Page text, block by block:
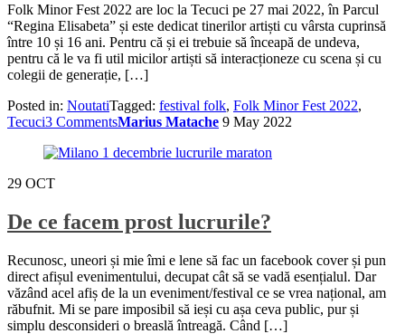
Folk Minor Fest 2022 are loc la Tecuci pe 27 mai 2022, în Parcul
“Regina Elisabeta” și este dedicat tinerilor artiști cu vârsta cuprinsă
între 10 și 16 ani. Pentru că și ei trebuie să înceapă de undeva,
pentru că le va fi util micilor artiști să interacționeze cu scena și cu
colegii de generație, […]
Posted in: NoutatiTagged: festival folk, Folk Minor Fest 2022,
Tecuci3 CommentsMarius Matache 9 May 2022
29 OCT
De ce facem prost lucrurile?
Recunosc, uneori și mie îmi e lene să fac un facebook cover și pun
direct afișul evenimentului, decupat cât să se vadă esențialul. Dar
văzând acel afiș de la un eveniment/festival ce se vrea național, am
răbufnit. Mi se pare imposibil să ieși cu așa ceva public, pur și
simplu desconsideri o breaslă întreagă. Când […]